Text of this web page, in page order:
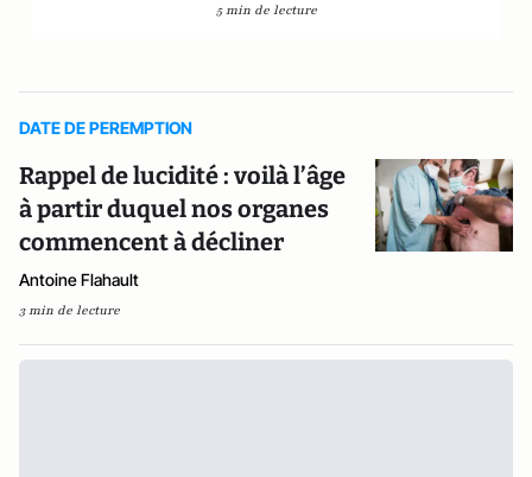
5 min de lecture
DATE DE PEREMPTION
Rappel de lucidité : voilà l’âge
à partir duquel nos organes
commencent à décliner
Antoine Flahault
3 min de lecture